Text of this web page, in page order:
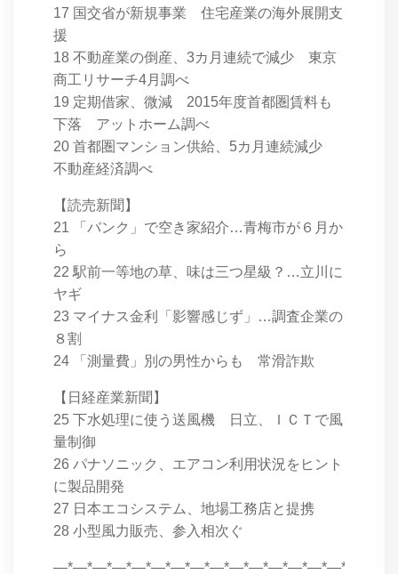
17 国交省が新規事業 住宅産業の海外展開支
援
18 不動産業の倒産、3カ月連続で減少 東京
商工リサーチ4月調べ
19 定期借家、微減 2015年度首都圏賃料も
下落 アットホーム調べ
20 首都圏マンション供給、5カ月連続減少
不動産経済調べ
【読売新聞】
21 「バンク」で空き家紹介…青梅市が６月か
ら
22 駅前一等地の草、味は三つ星級？…立川に
ヤギ
23 マイナス金利「影響感じず」…調査企業の
８割
24 「測量費」別の男性からも 常滑詐欺
【日経産業新聞】
25 下水処理に使う送風機 日立、ＩＣＴで風
量制御
26 パナソニック、エアコン利用状況をヒント
に製品開発
27 日本エコシステム、地場工務店と提携
28 小型風力販売、参入相次ぐ